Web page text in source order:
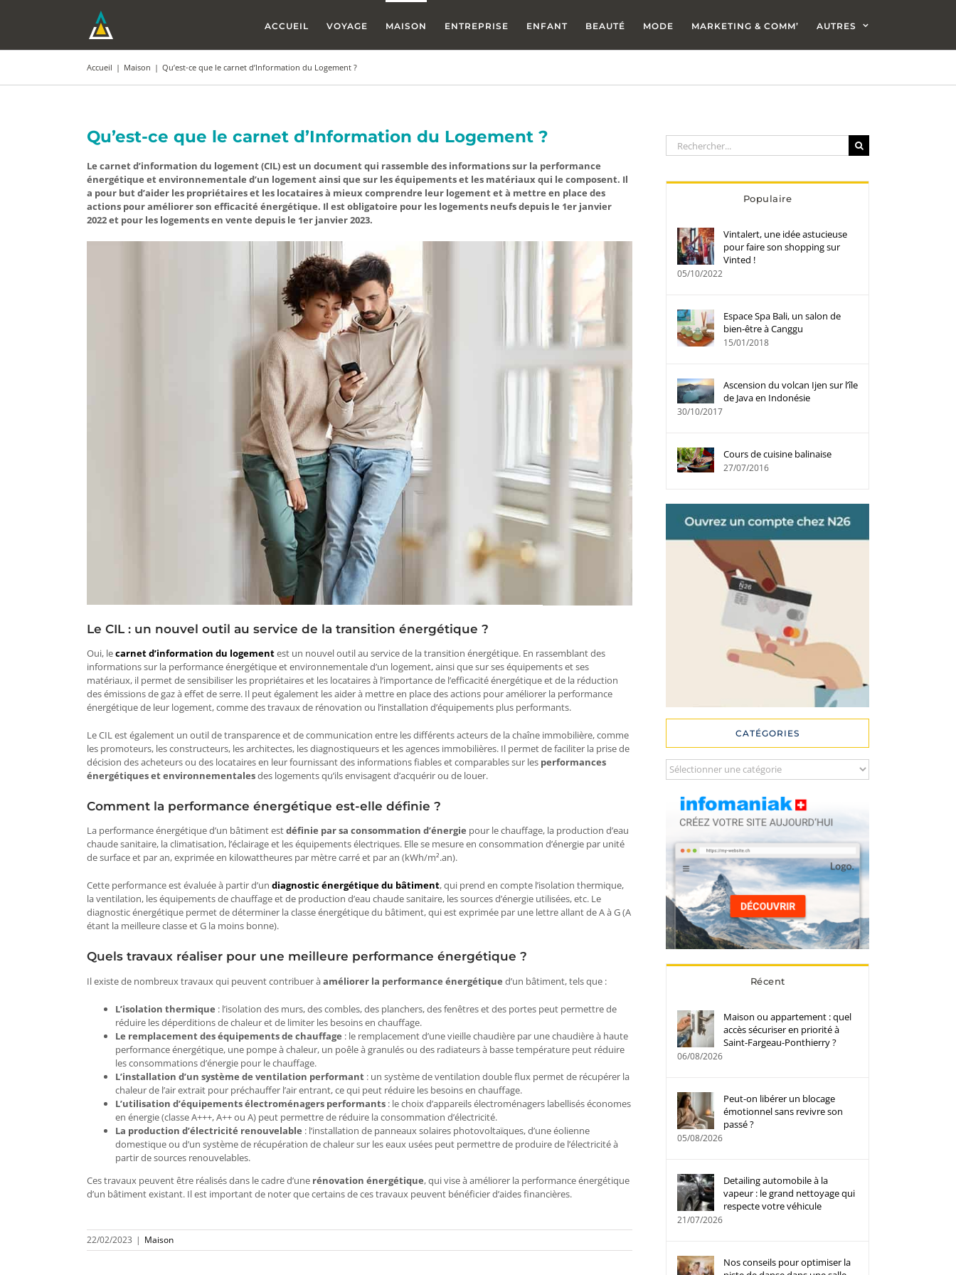
ACCUEIL VOYAGE MAISON ENTREPRISE ENFANT BEAUTÉ MODE MARKETING & COMM’ AUTRES
Accueil | Maison | Qu’est-ce que le carnet d’Information du Logement ?
Qu’est-ce que le carnet d’Information du Logement ?
Le carnet d’information du logement (CIL) est un document qui rassemble des informations sur la performance
énergétique et environnementale d’un logement ainsi que sur les équipements et les matériaux qui le composent. Il
a pour but d’aider les propriétaires et les locataires à mieux comprendre leur logement et à mettre en place des
actions pour améliorer son efficacité énergétique. Il est obligatoire pour les logements neufs depuis le 1er janvier
2022 et pour les logements en vente depuis le 1er janvier 2023.
Le CIL : un nouvel outil au service de la transition énergétique ?
Oui, lecarnet d’information du logementest un nouvel outil au service de la transition énergétique. En rassemblant des
informations sur la performance énergétique et environnementale d’un logement, ainsi que sur ses équipements et ses
matériaux, il permet de sensibiliser les propriétaires et les locataires à l’importance de l’efficacité énergétique et de la réduction
des émissions de gaz à effet de serre. Il peut également les aider à mettre en place des actions pour améliorer la performance
énergétique de leur logement, comme des travaux de rénovation ou l’installation d’équipements plus performants.
Le CIL est également un outil de transparence et de communication entre les différents acteurs de la chaîne immobilière, comme
les promoteurs, les constructeurs, les architectes, les diagnostiqueurs et les agences immobilières. Il permet de faciliter la prise de
décision des acheteurs ou des locataires en leur fournissant des informations fiables et comparables sur les performances
énergétiques et environnementalesdes logements qu’ils envisagent d’acquérir ou de louer.
Comment la performance énergétique est-elle définie ?
La performance énergétique d’un bâtiment estdéfinie par sa consommation d’énergie pour le chauffage, la production d’eau
chaude sanitaire, la climatisation, l’éclairage et les équipements électriques. Elle se mesure en consommation d’énergie par unité
de surface et par an, exprimée en kilowattheures par mètre carré et par an (kWh/m².an).
Cette performance est évaluée à partir d’un diagnostic énergétique du bâtiment, qui prend en compte l’isolation thermique,
la ventilation, les équipements de chauffage et de production d’eau chaude sanitaire, les sources d’énergie utilisées, etc. Le
diagnostic énergétique permet de déterminer la classe énergétique du bâtiment, qui est exprimée par une lettre allant de A à G (A
étant la meilleure classe et G la moins bonne).
Quels travaux réaliser pour une meilleure performance énergétique ?
Il existe de nombreux travaux qui peuvent contribuer àaméliorer la performance énergétique d’un bâtiment, tels que :
L’isolation thermique : l’isolation des murs, des combles, des planchers, des fenêtres et des portes peut permettre de
réduire les déperditions de chaleur et de limiter les besoins en chauffage.
Le remplacement des équipements de chauffage : le remplacement d’une vieille chaudière par une chaudière à haute
performance énergétique, une pompe à chaleur, un poêle à granulés ou des radiateurs à basse température peut réduire
les consommations d’énergie pour le chauffage.
L’installation d’un système de ventilation performant : un système de ventilation double flux permet de récupérer la
chaleur de l’air extrait pour préchauffer l’air entrant, ce qui peut réduire les besoins en chauffage.
L’utilisation d’équipements électroménagers performants : le choix d’appareils électroménagers labellisés économes
en énergie (classe A+++, A++ ou A) peut permettre de réduire la consommation d’électricité.
La production d’électricité renouvelable : l’installation de panneaux solaires photovoltaïques, d’une éolienne
domestique ou d’un système de récupération de chaleur sur les eaux usées peut permettre de produire de l’électricité à
partir de sources renouvelables.
Ces travaux peuvent être réalisés dans le cadre d’une rénovation énergétique, qui vise à améliorer la performance énergétique
d’un bâtiment existant. Il est important de noter que certains de ces travaux peuvent bénéficier d’aides financières.
22/02/2023 | Maison
Rechercher:
Populaire
Vintalert, une idée astucieuse
pour faire son shopping sur
Vinted !
05/10/2022
Espace Spa Bali, un salon de
bien-être à Canggu
15/01/2018
Ascension du volcan Ijen sur l’île
de Java en Indonésie
30/10/2017
Cours de cuisine balinaise
27/07/2016
CATÉGORIES
Catégories
Récent
Maison ou appartement : quel
accès sécuriser en priorité à
Saint-Fargeau-Ponthierry ?
06/08/2026
Peut-on libérer un blocage
émotionnel sans revivre son
passé ?
05/08/2026
Detailing automobile à la
vapeur : le grand nettoyage qui
respecte votre véhicule
21/07/2026
Nos conseils pour optimiser la